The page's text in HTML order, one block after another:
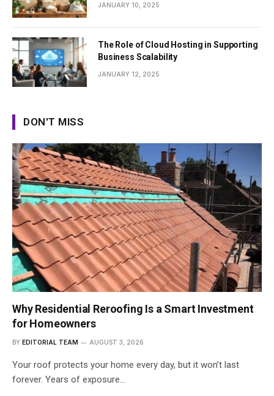
JANUARY 10, 2025
The Role of Cloud Hosting in Supporting
Business Scalability
JANUARY 12, 2025
DON'T MISS
Why Residential Reroofing Is a Smart Investment
for Homeowners
BY EDITORIAL TEAM AUGUST 3, 2026
Your roof protects your home every day, but it won’t last
forever. Years of exposure…